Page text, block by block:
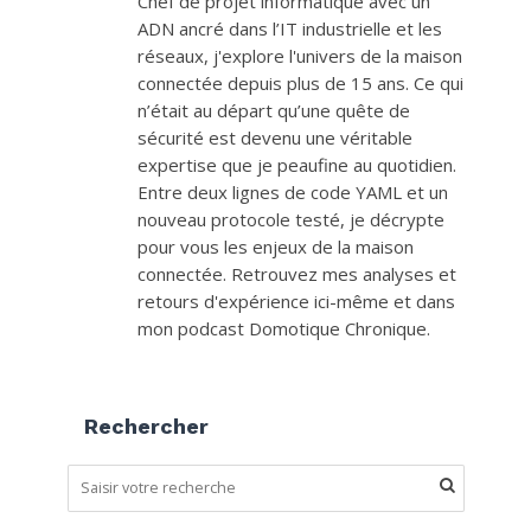
ADN ancré dans l’IT industrielle et les
réseaux, j'explore l'univers de la maison
connectée depuis plus de 15 ans. Ce qui
n’était au départ qu’une quête de
sécurité est devenu une véritable
expertise que je peaufine au quotidien.
Entre deux lignes de code YAML et un
nouveau protocole testé, je décrypte
pour vous les enjeux de la maison
connectée. Retrouvez mes analyses et
retours d'expérience ici-même et dans
mon podcast Domotique Chronique.
Rechercher